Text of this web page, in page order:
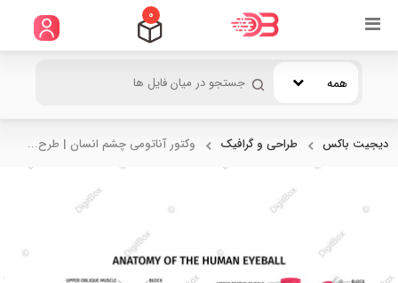
0
همه
دیجیت باکس طراحی و گرافیک وکتور آناتومی چشم انسان | طرح...